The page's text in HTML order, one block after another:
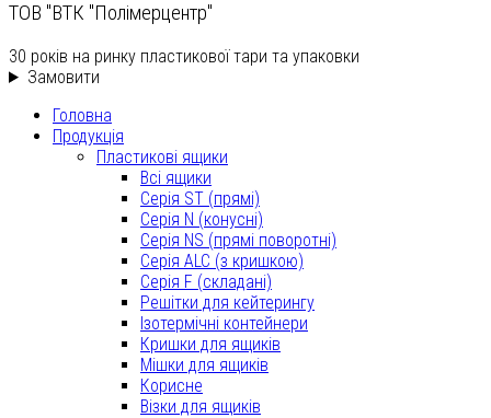
ТОВ "ВТК "Полімерцентр"
30 років на ринку пластикової тари та упаковки
Замовити
Головна
Продукція
Пластикові ящики
Всі ящики
Серія ST (прямі)
Серія N (конусні)
Серія NS (прямі поворотні)
Серія ALC (з кришкою)
Серія F (складані)
Решітки для кейтерингу
Ізотермічні контейнери
Кришки для ящиків
Мішки для ящиків
Корисне
Візки для ящиків